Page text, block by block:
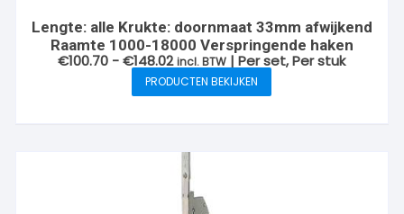
Lengte: alle Krukte: doornmaat 33mm afwijkend
Raamte 1000-18000 Verspringende haken
€100.70 - €148.02Prijsklasse:
€100.70
tot
€148.02
incl. BTW | Per set, Per stuk
PRODUCTEN BEKIJKEN